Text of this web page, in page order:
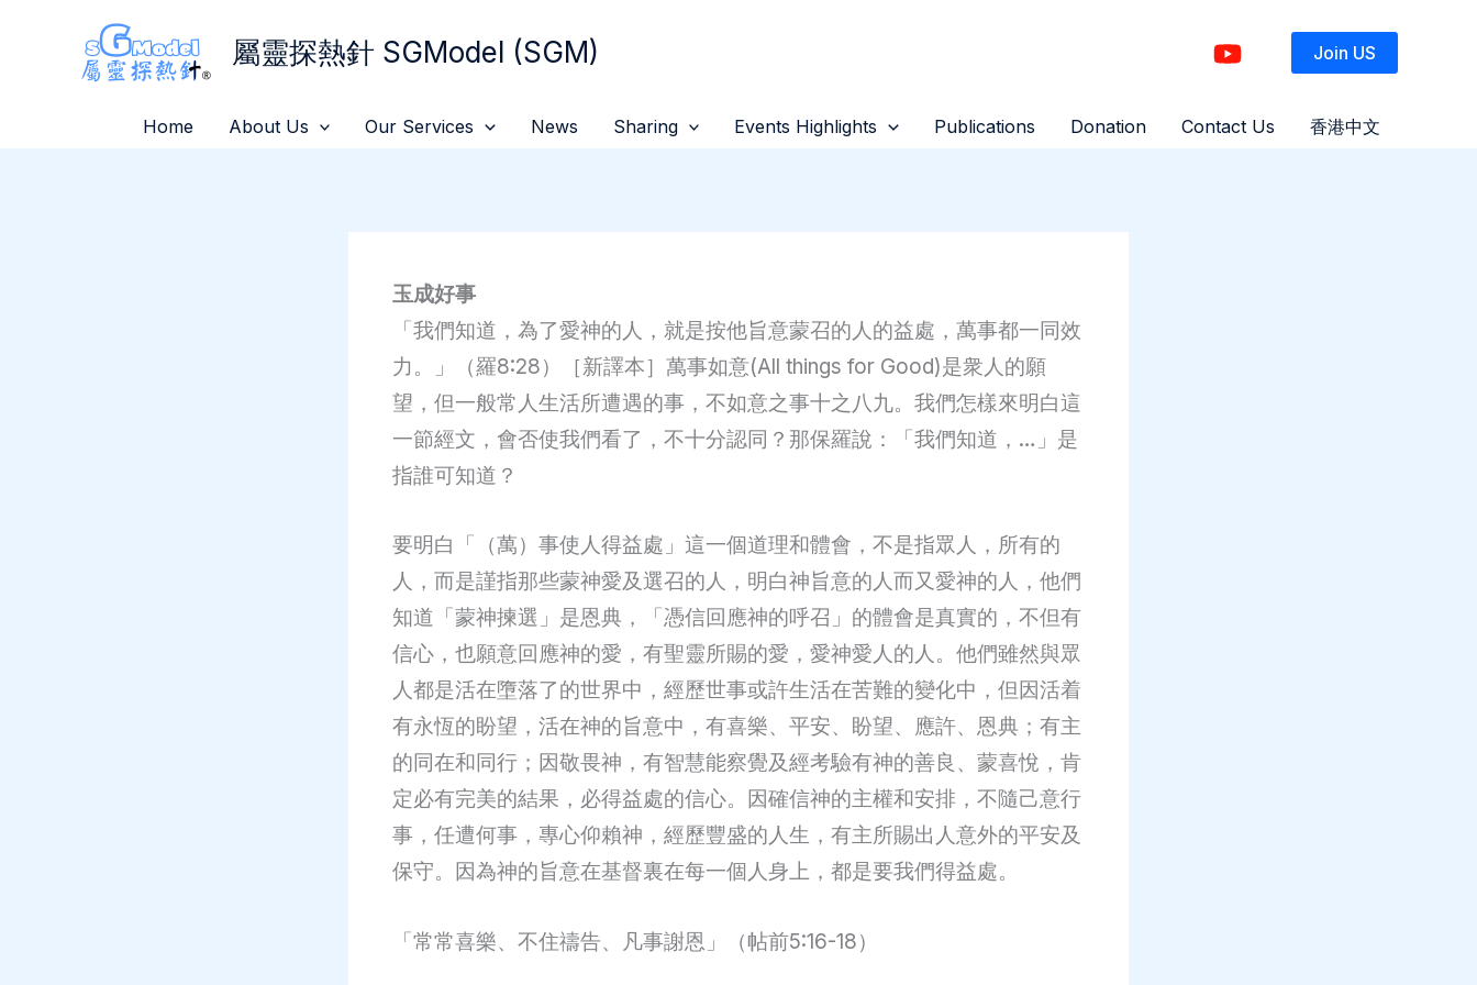
屬靈探熱針 SGModel (SGM) Join US
Home About Us Our Services News Sharing Events Highlights Publications Donation Contact Us 香港中文
玉成好事
「我們知道，為了愛神的人，就是按他旨意蒙召的人的益處，萬事都一同效
力。」（羅8:28）［新譯本］萬事如意(All things for Good)是衆人的願
望，但一般常人生活所遭遇的事，不如意之事十之八九。我們怎樣來明白這
一節經文，會否使我們看了，不十分認同？那保羅說：「我們知道，…」是
指誰可知道？
要明白「（萬）事使人得益處」這一個道理和體會，不是指眾人，所有的
人，而是謹指那些蒙神愛及選召的人，明白神旨意的人而又愛神的人，他們
知道「蒙神揀選」是恩典，「憑信回應神的呼召」的體會是真實的，不但有
信心，也願意回應神的愛，有聖靈所賜的愛，愛神愛人的人。他們雖然與眾
人都是活在墮落了的世界中，經歷世事或許生活在苦難的變化中，但因活着
有永恆的盼望，活在神的旨意中，有喜樂、平安、盼望、應許、恩典；有主
的同在和同行；因敬畏神，有智慧能察覺及經考驗有神的善良、蒙喜悅，肯
定必有完美的結果，必得益處的信心。因確信神的主權和安排，不隨己意行
事，任遭何事，專心仰賴神，經歷豐盛的人生，有主所賜出人意外的平安及
保守。因為神的旨意在基督裏在每一個人身上，都是要我們得益處。
「常常喜樂、不住禱告、凡事謝恩」（帖前5:16-18）